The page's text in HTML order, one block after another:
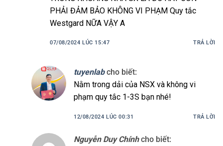
PHẢI ĐẢM BẢO KHÔNG VI PHẠM Quy tắc
Westgard NỮA VẬY A
07/08/2024 LÚC 15:47 TRẢ LỜI
tuyenlab cho biết:
Nằm trong dải của NSX và không vi
phạm quy tắc 1-3S bạn nhé!
12/08/2024 LÚC 00:31 TRẢ LỜI
Nguyễn Duy Chính cho biết: